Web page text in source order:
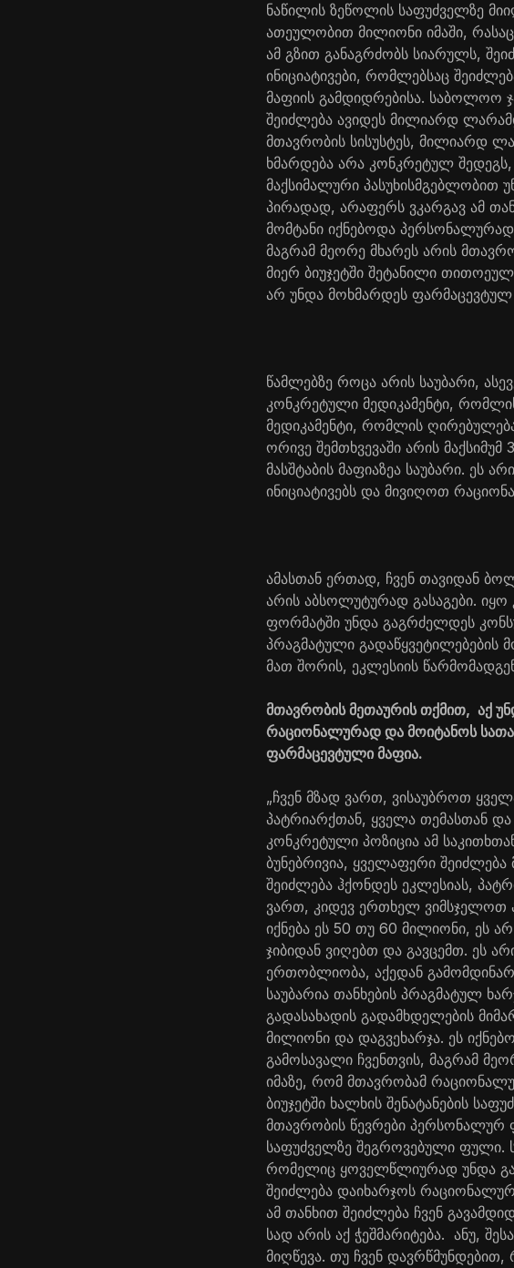
ნაწილის ზეწოლის საფუძველზე
ათეულობით მილიონი იმაში, რასაც
ამ გზით განაგრძობს სიარულს,
ინიციატივები, რომლებსაც
მაფიის გამდიდრებისა. საბოლოო
შეიძლება ავიდეს მილიარდ
მთავრობის სისუსტეს, მილიარდ
ხმარდება არა კონკრეტულ
მაქსიმალური პასუხისმგებლობით
პირადად, არაფერს ვკარგავ ამ
მომტანი იქნებოდა
მაგრამ მეორე მხარეს არის
მიერ ბიუჯეტში შეტანილი
არ უნდა მოხმარდეს ფარმაცევტულ
წამლებზე როცა არის საუბარი,
კონკრეტული მედიკამენტი,
მედიკამენტი, რომლის
ორივე შემთხვევაში არის
მასშტაბის მაფიაზეა საუბარი. ეს
ინიციატივებს და მივიღოთ
ამასთან ერთად, ჩვენ თავიდან
არის აბსოლუტურად გასაგები.
ფორმატში უნდა გაგრძელდეს
პრაგმატული გადაწყვეტილებების
მათ შორის, ეკლესიის
მთავრობის მეთაურის თქმით, აქ
რაციონალურად და მოიტანოს
ფარმაცევტული მაფია.
„ჩვენ მზად ვართ, ვისაუბროთ
პატრიარქთან, ყველა თემასთან
კონკრეტული პოზიცია ამ
ბუნებრივია, ყველაფერი
შეიძლება ჰქონდეს ეკლესიას,
ვართ, კიდევ ერთხელ ვიმსჯელოთ
იქნება ეს 50 თუ 60 მილიონი, ეს
ჯიბიდან ვიღებთ და გავცემთ. ეს
ერთობლიობა, აქედან
საუბარია თანხების პრაგმატულ
გადასახადის გადამხდელების
მილიონი და დაგვეხარჯა. ეს
გამოსავალი ჩვენთვის, მაგრამ
იმაზე, რომ მთავრობამ
ბიუჯეტში ხალხის შენატანების
მთავრობის წევრები პერსონალურ
საფუძველზე შეგროვებული ფული.
რომელიც ყოველწლიურად უნდა
შეიძლება დაიხარჯოს
ამ თანხით შეიძლება ჩვენ
სად არის აქ ჭეშმარიტება. ანუ,
მიღწევა. თუ ჩვენ